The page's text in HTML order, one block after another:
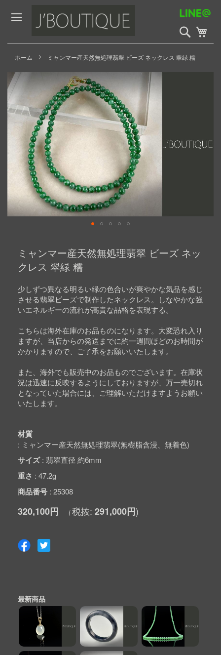
to
Content
検
索
開
始
ホーム ミャンマー産天然無処理翡翠 ビーズ ネックレス 翠緑 糯
Skip
to
the
end
of
beginning
images
gallery
ミャンマー産天然無処理翡翠 ビーズ ネッ
クレス 翠緑 糯
少しずつ異なる明るい緑の色合いが爽やかな気品を感じ
させる翡翠ビーズで制作したネックレス。しなやかな強
いエネルギーの流れが高貴な品格を表現する。
こちらは海外在庫のお品ものになります。大変恐れ入り
ますが、当店からの発送までに約一週間ほどのお時間が
かかりますので、ご了承をお願いいたします。
また、海外でも販売中のお品ものでございます。在庫状
況は迅速に反映するようにしておりますが、万一売切れ
となっていた場合には、ご理解いただけますようお願い
いたします。
材質
ミャンマー産天然無処理翡翠(無樹脂含浸、無着色)
サイズ 翡翠直径 約6mm
重さ 47.2g
商品番号 25308
320,100円 291,000円
最新商品